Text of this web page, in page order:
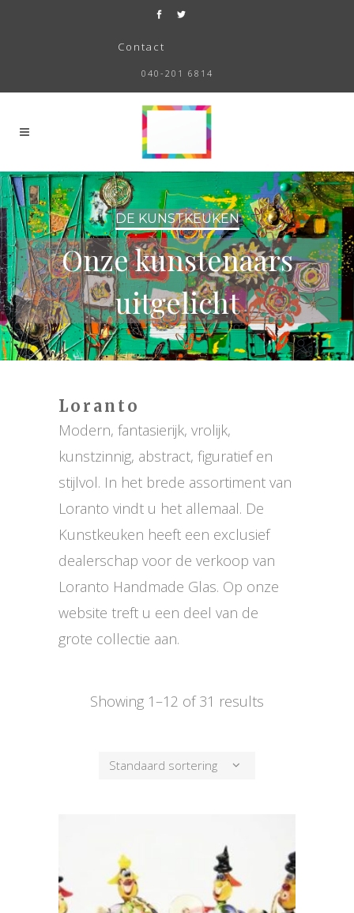
Contact
040-201 6814
DE KUNSTKEUKEN
Onze kunstenaars
uitgelicht
Loranto
Modern, fantasierijk, vrolijk,
kunstzinnig, abstract, figuratief en
stijlvol. In het brede assortiment van
Loranto vindt u het allemaal. De
Kunstkeuken heeft een exclusief
dealerschap voor de verkoop van
Loranto Handmade Glas. Op onze
website treft u een deel van de
grote collectie aan.
Showing 1–12 of 31 results
Standaard sortering